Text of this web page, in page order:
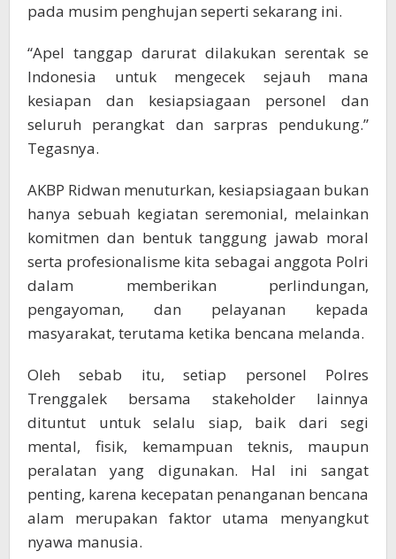
pada musim penghujan seperti sekarang ini.
“Apel tanggap darurat dilakukan serentak se
Indonesia untuk mengecek sejauh mana
kesiapan dan kesiapsiagaan personel dan
seluruh perangkat dan sarpras pendukung.”
Tegasnya.
AKBP Ridwan menuturkan, kesiapsiagaan bukan
hanya sebuah kegiatan seremonial, melainkan
komitmen dan bentuk tanggung jawab moral
serta profesionalisme kita sebagai anggota Polri
dalam memberikan perlindungan,
pengayoman, dan pelayanan kepada
masyarakat, terutama ketika bencana melanda.
Oleh sebab itu, setiap personel Polres
Trenggalek bersama stakeholder lainnya
dituntut untuk selalu siap, baik dari segi
mental, fisik, kemampuan teknis, maupun
peralatan yang digunakan. Hal ini sangat
penting, karena kecepatan penanganan bencana
alam merupakan faktor utama menyangkut
nyawa manusia.